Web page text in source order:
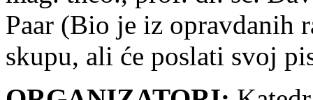
Paar (Bio je iz opravdanih
skupu, ali će poslati svoj